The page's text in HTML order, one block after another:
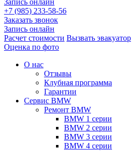
Запись онлайн
+7 (985) 233-58-56
Заказать звонок
Запись онлайн
Расчет стоимости Вызвать эвакуатор
Оценка по фото
О нас
Отзывы
Клубная программа
Гарантии
Сервис BMW
Ремонт BMW
BMW 1 серии
BMW 2 серии
BMW 3 серии
BMW 4 серии